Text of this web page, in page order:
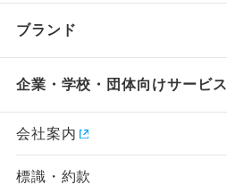
ブランド
企業・学校・団体向けサービス
会社案内
標識・約款